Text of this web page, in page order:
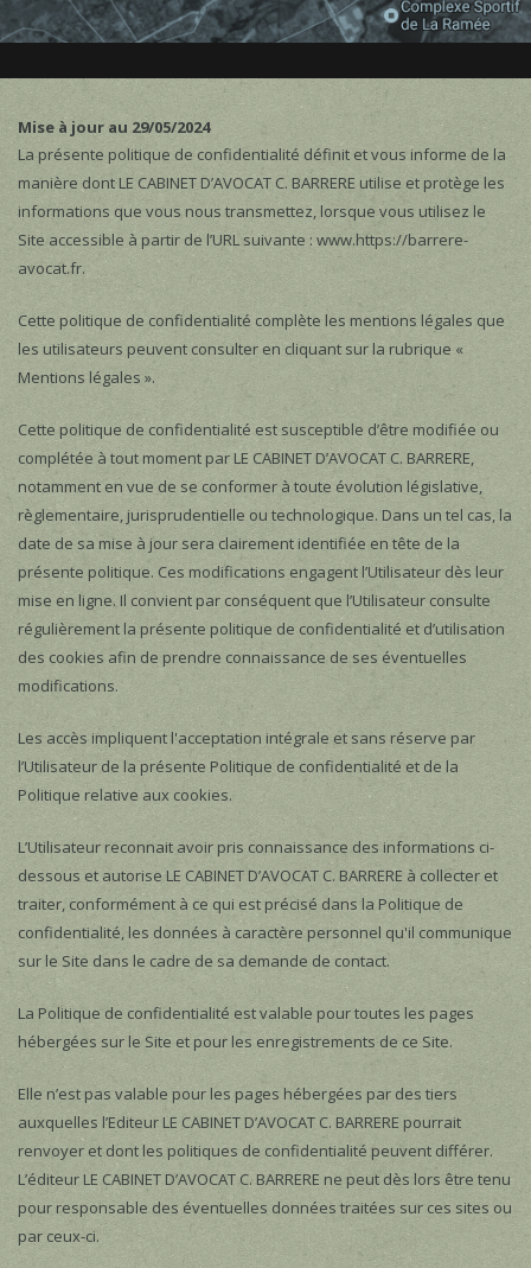
Mise à jour au 29/05/2024
La présente politique de confidentialité définit et vous informe de la
manière dont LE CABINET D’AVOCAT C. BARRERE utilise et protège les
informations que vous nous transmettez, lorsque vous utilisez le
Site accessible à partir de l’URL suivante : www.https://barrere-
avocat.fr.
Cette politique de confidentialité complète les mentions légales que
les utilisateurs peuvent consulter en cliquant sur la rubrique «
Mentions légales ».
Cette politique de confidentialité est susceptible d’être modifiée ou
complétée à tout moment par LE CABINET D’AVOCAT C. BARRERE,
notamment en vue de se conformer à toute évolution législative,
règlementaire, jurisprudentielle ou technologique. Dans un tel cas, la
date de sa mise à jour sera clairement identifiée en tête de la
présente politique. Ces modifications engagent l’Utilisateur dès leur
mise en ligne. Il convient par conséquent que l’Utilisateur consulte
régulièrement la présente politique de confidentialité et d’utilisation
des cookies afin de prendre connaissance de ses éventuelles
modifications.
Les accès impliquent l'acceptation intégrale et sans réserve par
l’Utilisateur de la présente Politique de confidentialité et de la
Politique relative aux cookies.
L’Utilisateur reconnait avoir pris connaissance des informations ci-
dessous et autorise LE CABINET D’AVOCAT C. BARRERE à collecter et
traiter, conformément à ce qui est précisé dans la Politique de
confidentialité, les données à caractère personnel qu'il communique
sur le Site dans le cadre de sa demande de contact.
La Politique de confidentialité est valable pour toutes les pages
hébergées sur le Site et pour les enregistrements de ce Site.
Elle n’est pas valable pour les pages hébergées par des tiers
auxquelles l’Editeur LE CABINET D’AVOCAT C. BARRERE pourrait
renvoyer et dont les politiques de confidentialité peuvent différer.
L’éditeur LE CABINET D’AVOCAT C. BARRERE ne peut dès lors être tenu
pour responsable des éventuelles données traitées sur ces sites ou
par ceux-ci.